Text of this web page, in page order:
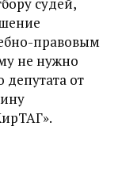
правовым
не нужно
депутата от